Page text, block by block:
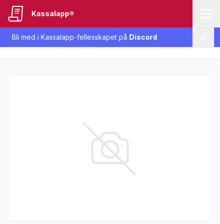
Bli med i Kassalapp-fellesskapet på Discord
Kassalapp®